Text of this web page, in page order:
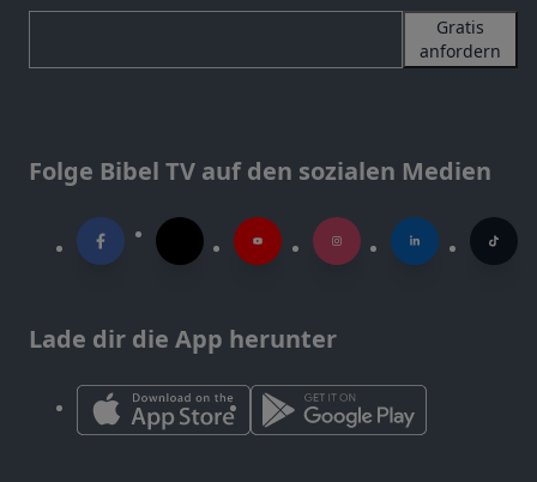
Gratis
anfordern
Folge Bibel TV auf den sozialen Medien
Lade dir die App herunter